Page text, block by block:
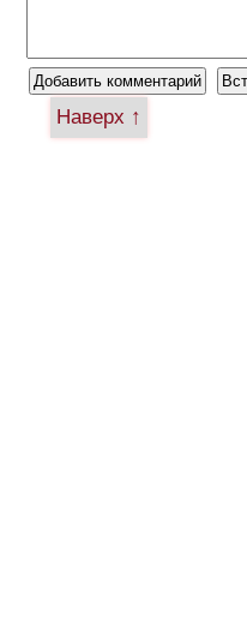
Наверх ↑